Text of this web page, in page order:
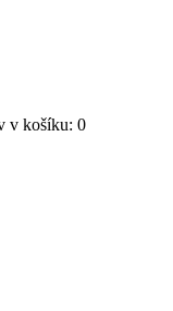
v košíku: 0